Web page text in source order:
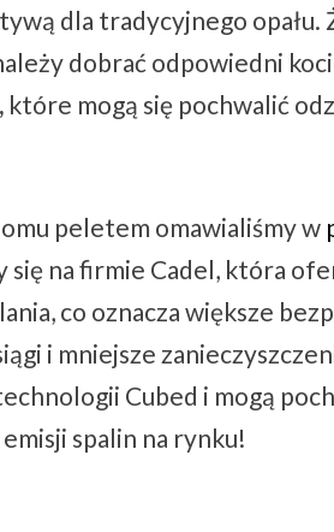
dla tradycyjnego opału.
dobrać odpowiedni
które mogą się pochwalić
peletem omawialiśmy w
się na firmie Cadel, która
co oznacza większe
i mniejsze
Cubed i mogą
spalin na rynku!